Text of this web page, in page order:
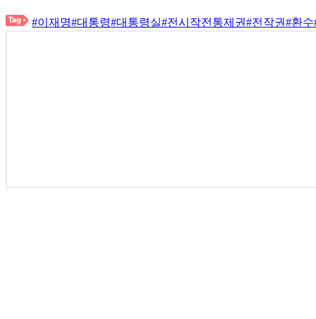
#이재명#대통령#대통령실#전시작전통제권#전작권#환수